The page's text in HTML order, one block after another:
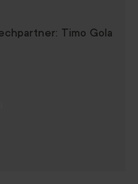
Timo Gola